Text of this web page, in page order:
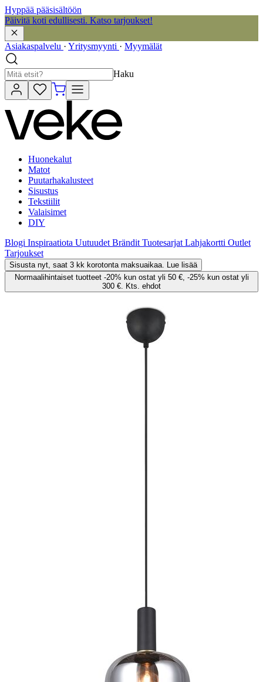
Hyppää pääsisältöön
Päivitä koti edullisesti. Katso tarjoukset!
Asiakaspalvelu · Yritysmyynti · Myymälät
Haku
Huonekalut
Matot
Puutarhakalusteet
Sisustus
Tekstiilit
Valaisimet
DIY
Blogi Inspiraatiota Uutuudet Brändit Tuotesarjat Lahjakortti Outlet
Tarjoukset
Sisusta nyt, saat 3 kk korotonta maksuaikaa. Lue lisää
Normaalihintaiset tuotteet -20% kun ostat yli 50 €, -25% kun ostat yli
300 €. Kts. ehdot